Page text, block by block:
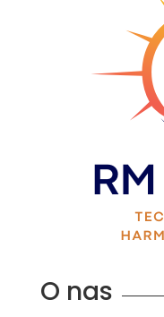
O nas